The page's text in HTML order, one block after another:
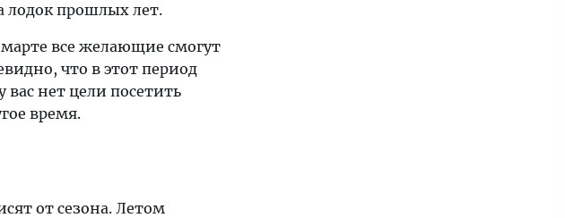
лодок прошлых лет.
все желающие смогут
что в этот период
вас нет цели посетить
время.
от сезона. Летом